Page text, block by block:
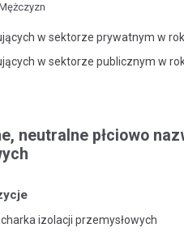
w sektorze prywatnym w
w sektorze publicznym w
neutralne płciowo
izolacji przemysłowych